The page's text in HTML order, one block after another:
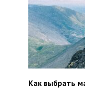
Как выбрать